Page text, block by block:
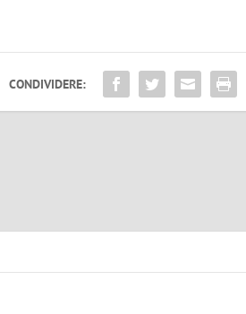
CONDIVIDERE: